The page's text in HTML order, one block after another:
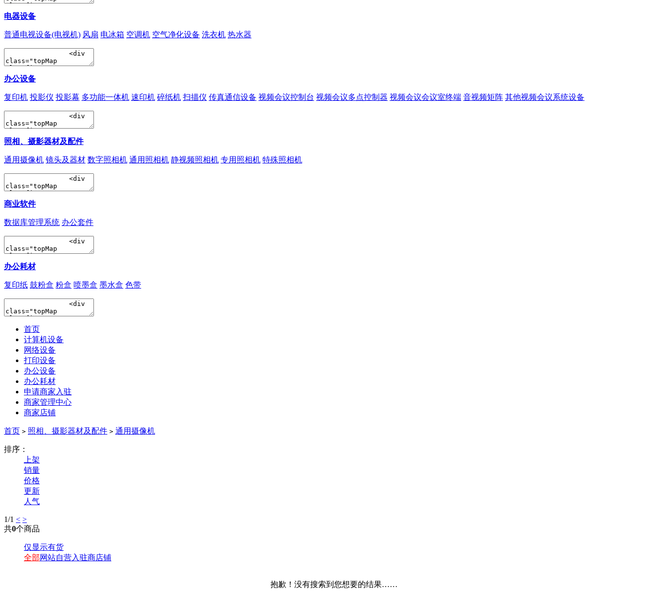
电器设备
普通电视设备(电视机) 风扇 电冰箱 空调机 空气净化设备 洗衣机 热水器
办公设备
复印机 投影仪 投影幕 多功能一体机 速印机 碎纸机 扫描仪 传真通信设备 视频会议控制台 视频会议多点控制器 视频会议会议室终端 音视频矩阵 其他视频会议系统设备
照相、摄影器材及配件
通用摄像机 镜头及器材 数字照相机 通用照相机 静视频照相机 专用照相机 特殊照相机
商业软件
数据库管理系统 办公套件
办公耗材
复印纸 鼓粉盒 粉盒 喷墨盒 墨水盒 色带
首页
计算机设备
网络设备
打印设备
办公设备
办公耗材
申请商家入驻
商家管理中心
商家店铺
首页 > 照相、摄影器材及配件 > 通用摄像机
排序：
上架
销量
价格
更新
人气
1/1 < >
共0个商品
仅显示有货
全部网站自营入驻商店铺
抱歉！没有搜索到您想要的结果……